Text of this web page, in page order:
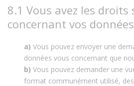
8.1 Vous avez les droits
concernant vos
Vous pouvez envoyer une
données vous concernant que
Vous pouvez demander une
format communément utilisé,